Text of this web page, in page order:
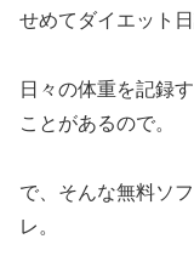
せめてダイエット
日々の体重を記録
ことがあるので。
で、そんな無料ソ
レ。